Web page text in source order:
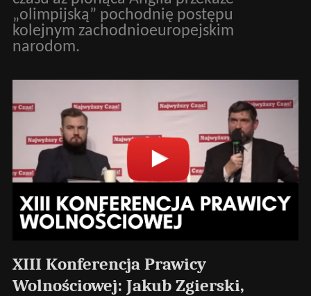
„olimpijską” pochodnię postępu
kolejnym zachodnioeuropejskim
narodom.
XIII Konferencja Prawicy
Wolnościowej: Jakub Zgierski,